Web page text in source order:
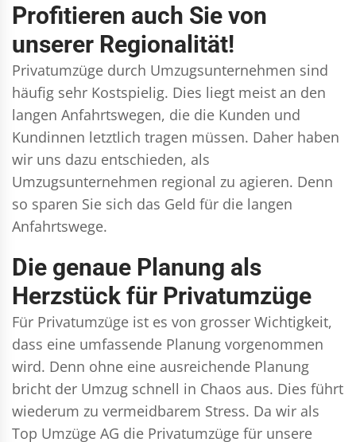
Profitieren auch Sie von
unserer Regionalität!
Privatumzüge durch Umzugsunternehmen sind
häufig sehr Kostspielig. Dies liegt meist an den
langen Anfahrtswegen, die die Kunden und
Kundinnen letztlich tragen müssen. Daher haben
wir uns dazu entschieden, als
Umzugsunternehmen regional zu agieren. Denn
so sparen Sie sich das Geld für die langen
Anfahrtswege.
Die genaue Planung als
Herzstück für Privatumzüge
Für Privatumzüge ist es von grosser Wichtigkeit,
dass eine umfassende Planung vorgenommen
wird. Denn ohne eine ausreichende Planung
bricht der Umzug schnell in Chaos aus. Dies führt
wiederum zu vermeidbarem Stress. Da wir als
Top Umzüge AG die Privatumzüge für unsere